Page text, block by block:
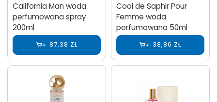
California Man woda
perfumowana spray
200ml
87,38 ZŁ
Cool de Saphir Pour
Femme woda
perfumowana 50ml
38,86 ZŁ